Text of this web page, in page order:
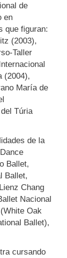
de
en
que figuran:
(2003),
Taller
(2004),
María de
Túria
de la
Ballet,
Ballet,
Chang
Nacional
Oak
Ballet),
cursando